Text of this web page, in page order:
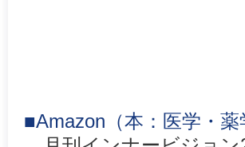
■Amazon（本：医学・